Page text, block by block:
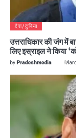
देश/दुनिया
उत्तराधिकार की जंग में
लिए इस्राइल ने किया
by Pradeshmedia